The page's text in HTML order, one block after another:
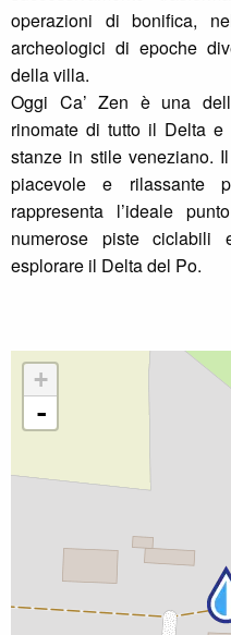
operazioni di bonifica,
archeologici di epoche
della villa.
Oggi Ca’ Zen è una
rinomate di tutto il Delta
stanze in stile veneziano.
piacevole e rilassante
rappresenta l’ideale
numerose piste ciclabili
esplorare il Delta del Po.
+
-